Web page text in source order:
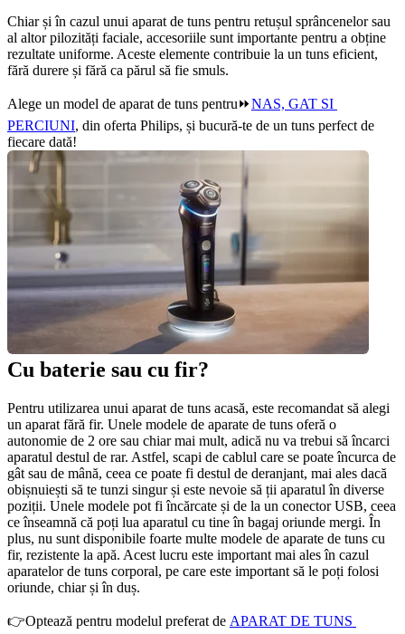
Chiar și în cazul unui aparat de tuns pentru retușul sprâncenelor sau
al altor pilozități faciale, accesoriile sunt importante pentru a obține
rezultate uniforme. Aceste elemente contribuie la un tuns eficient,
fără durere și fără ca părul să fie smuls.
Alege un model de aparat de tuns pentru⏩NAS, GAT SI
PERCIUNI, din oferta Philips, și bucură-te de un tuns perfect de
fiecare dată!
Cu baterie sau cu fir?
Pentru utilizarea unui aparat de tuns acasă, este recomandat să alegi
un aparat fără fir. Unele modele de aparate de tuns oferă o
autonomie de 2 ore sau chiar mai mult, adică nu va trebui să încarci
aparatul destul de rar. Astfel, scapi de cablul care se poate încurca de
gât sau de mână, ceea ce poate fi destul de deranjant, mai ales dacă
obișnuiești să te tunzi singur și este nevoie să ții aparatul în diverse
poziții. Unele modele pot fi încărcate și de la un conector USB, ceea
ce înseamnă că poți lua aparatul cu tine în bagaj oriunde mergi. În
plus, nu sunt disponibile foarte multe modele de aparate de tuns cu
fir, rezistente la apă. Acest lucru este important mai ales în cazul
aparatelor de tuns corporal, pe care este important să le poți folosi
oriunde, chiar și în duș.
👉Optează pentru modelul preferat de APARAT DE TUNS